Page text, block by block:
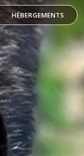
HÉBERGEMENTS